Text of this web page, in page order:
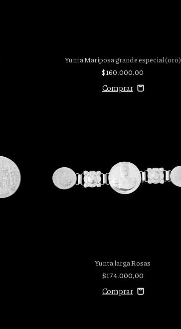
Yunta Mariposa grande especial (oro)
$160.000,00
Yunta larga Rosas
$174.000,00